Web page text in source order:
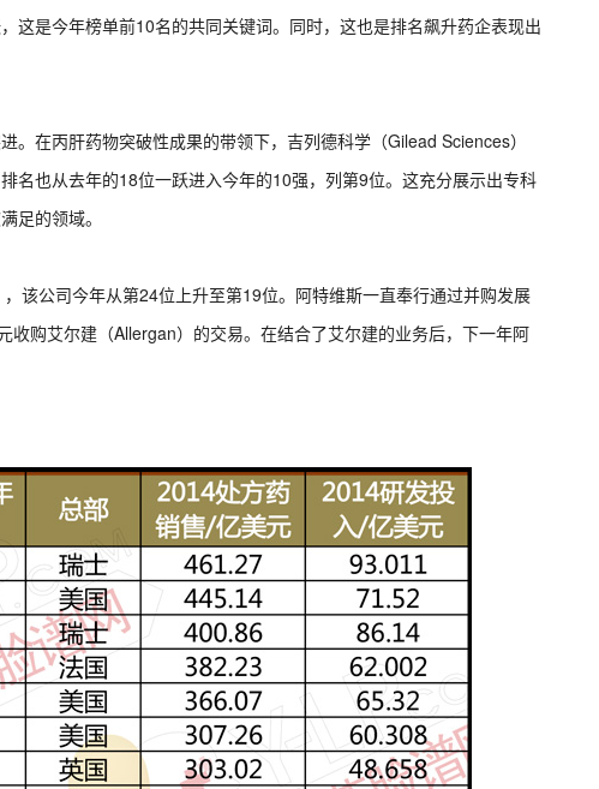
这是今年榜单前10名的共同关键词。同时，这也是排名飙升药企表现出
在丙肝药物突破性成果的带领下，吉列德科学（Gilead Sciences）
名也从去年的18位一跃进入今年的10强，列第9位。这充分展示出专科
足的领域。
该公司今年从第24位上升至第19位。阿特维斯一直奉行通过并购发展
收购艾尔建（Allergan）的交易。在结合了艾尔建的业务后，下一年阿